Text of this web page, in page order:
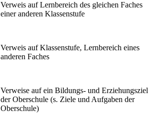
Verweis auf Lernbereich des gleichen Faches
einer anderen Klassenstufe
Verweis auf Klassenstufe, Lernbereich eines
anderen Faches
Verweise auf ein Bildungs- und Erziehungsziel
der Oberschule (s. Ziele und Aufgaben der
Oberschule)